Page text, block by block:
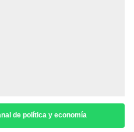
de política y economía